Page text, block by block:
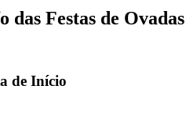
das Festas de
de Início